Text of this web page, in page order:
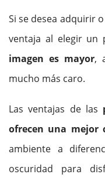
Si se desea adquirir
ventaja al elegir
imagen es mayor,
mucho más caro.
Las ventajas de las
ofrecen una mejor
ambiente a
oscuridad para